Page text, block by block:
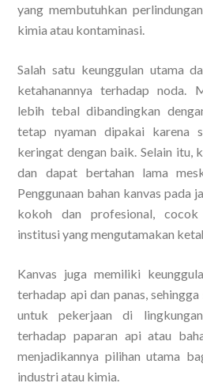
yang membutuhkan
kimia atau kontaminasi.
Salah satu keunggulan utama
ketahanannya terhadap noda.
lebih tebal dibandingkan
tetap nyaman dipakai karena
keringat dengan baik. Selain itu,
dan dapat bertahan lama
Penggunaan bahan kanvas pada
kokoh dan profesional,
institusi yang mengutamakan
Kanvas juga memiliki
terhadap api dan panas,
untuk pekerjaan di
terhadap paparan api atau
menjadikannya pilihan utama
industri atau kimia.